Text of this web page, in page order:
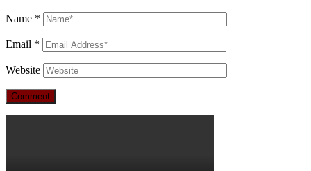
Name *
Email *
Website